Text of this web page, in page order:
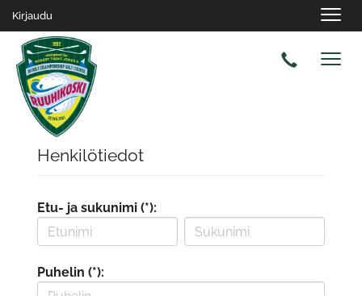
Kirjaudu
Henkilötiedot
Etu- ja sukunimi (*):
Puhelin (*):